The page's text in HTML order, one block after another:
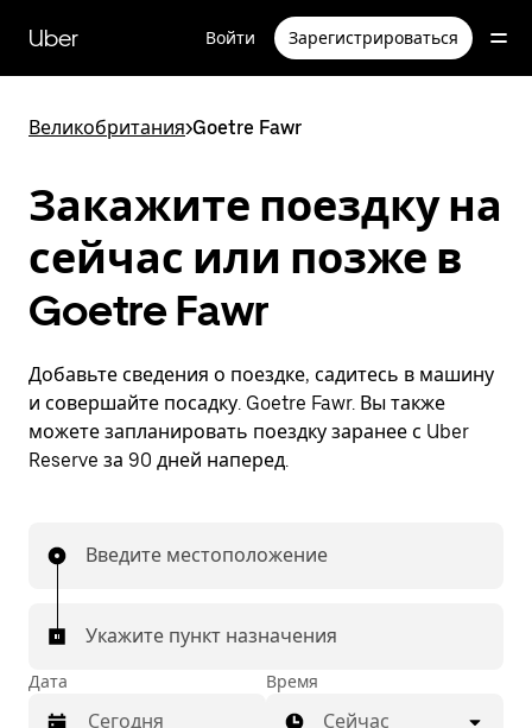
перейти
к
содержимому
Uber Войти Зарегистрироваться
Великобритания>Goetre Fawr
Закажите поездку на
сейчас или позже в
Goetre Fawr
Добавьте сведения о поездке, садитесь в машину
и совершайте посадку. Goetre Fawr. Вы также
можете запланировать поездку заранее с Uber
Reserve за 90 дней наперед.
Введите местоположение
Укажите пункт назначения
Дата Время
Сейчас